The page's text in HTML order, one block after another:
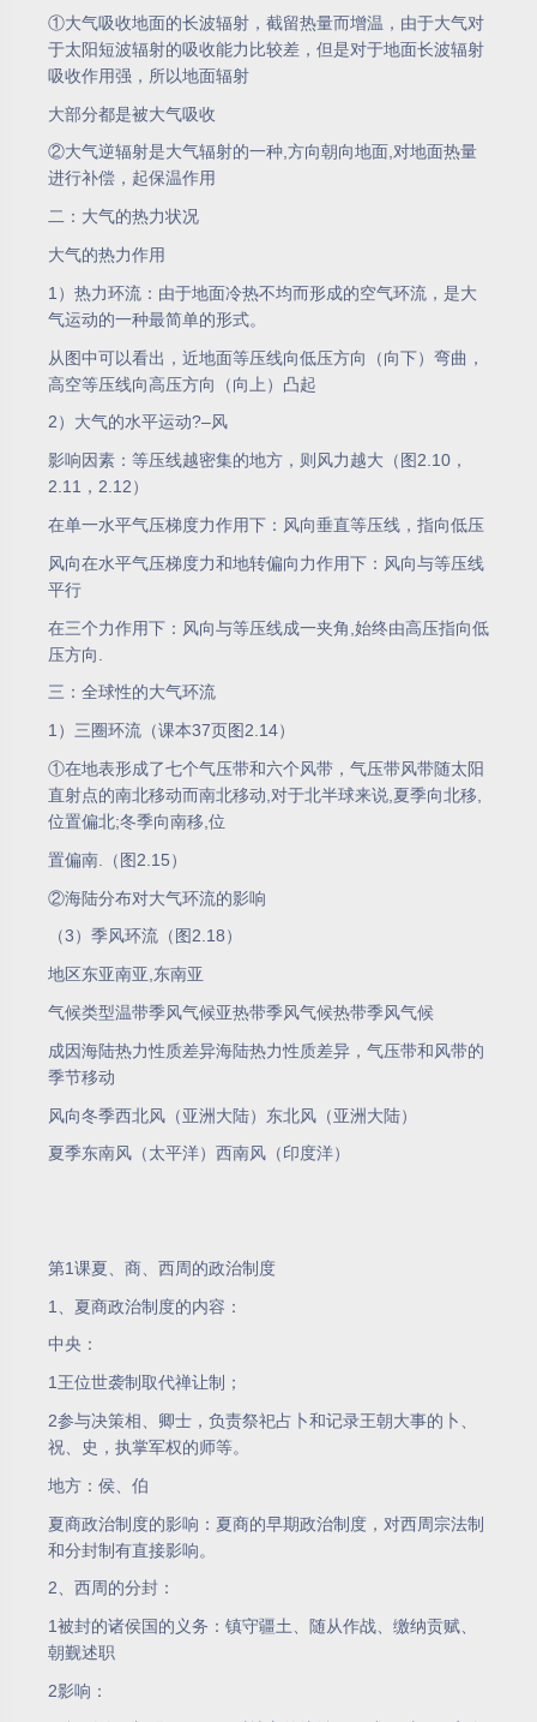
①大气吸收地面的长波辐射，截留热量而增温，由于大气对
于太阳短波辐射的吸收能力比较差，但是对于地面长波辐射
吸收作用强，所以地面辐射
大部分都是被大气吸收
②大气逆辐射是大气辐射的一种,方向朝向地面,对地面热量
进行补偿，起保温作用
二：大气的热力状况
大气的热力作用
1）热力环流：由于地面冷热不均而形成的空气环流，是大
气运动的一种最简单的形式。
从图中可以看出，近地面等压线向低压方向（向下）弯曲，
高空等压线向高压方向（向上）凸起
2）大气的水平运动?–风
影响因素：等压线越密集的地方，则风力越大（图2.10，
2.11，2.12）
在单一水平气压梯度力作用下：风向垂直等压线，指向低压
风向在水平气压梯度力和地转偏向力作用下：风向与等压线
平行
在三个力作用下：风向与等压线成一夹角,始终由高压指向低
压方向.
三：全球性的大气环流
1）三圈环流（课本37页图2.14）
①在地表形成了七个气压带和六个风带，气压带风带随太阳
直射点的南北移动而南北移动,对于北半球来说,夏季向北移,
位置偏北;冬季向南移,位
置偏南.（图2.15）
②海陆分布对大气环流的影响
（3）季风环流（图2.18）
地区东亚南亚,东南亚
气候类型温带季风气候亚热带季风气候热带季风气候
成因海陆热力性质差异海陆热力性质差异，气压带和风带的
季节移动
风向冬季西北风（亚洲大陆）东北风（亚洲大陆）
夏季东南风（太平洋）西南风（印度洋）
第1课夏、商、西周的政治制度
1、夏商政治制度的内容：
中央：
1王位世袭制取代禅让制；
2参与决策相、卿士，负责祭祀占卜和记录王朝大事的卜、
祝、史，执掌军权的师等。
地方：侯、伯
夏商政治制度的影响：夏商的早期政治制度，对西周宗法制
和分封制有直接影响。
2、西周的分封：
1被封的诸侯国的义务：镇守疆土、随从作战、缴纳贡赋、
朝觐述职
2影响：